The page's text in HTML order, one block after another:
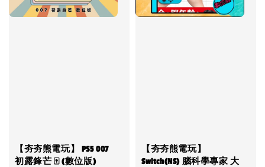
【夯夯熊電玩】 PS5 007
初露鋒芒 🀄 (數位版)
【夯夯熊電玩】
Switch(NS) 腦科學專家 大